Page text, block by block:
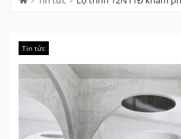
Tin tức